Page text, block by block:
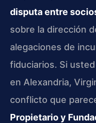
disputa entre
sobre la dirección
alegaciones de
fiduciarios. Si
en Alexandria,
conflicto que
Propietario y